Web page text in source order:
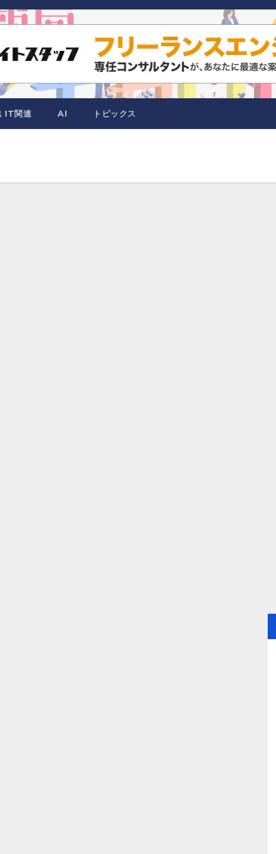
IT関連 AI トピックス